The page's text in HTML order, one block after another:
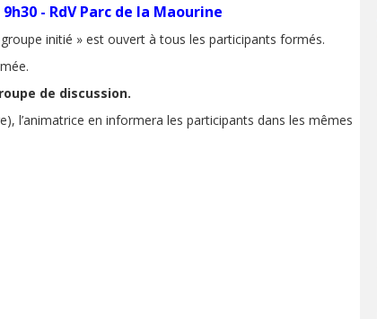
- RdV Parc de la Maourine
initié » est ouvert à tous les participants formés.
de discussion.
l’animatrice en informera les participants dans les mêmes